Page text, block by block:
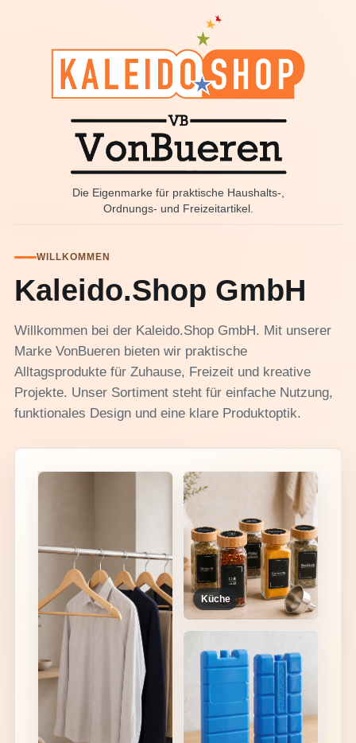
Die Eigenmarke für praktische Haushalts-,
Ordnungs- und Freizeitartikel.
WILLKOMMEN
Kaleido.Shop GmbH
Willkommen bei der Kaleido.Shop GmbH. Mit unserer
Marke VonBueren bieten wir praktische
Alltagsprodukte für Zuhause, Freizeit und kreative
Projekte. Unser Sortiment steht für einfache Nutzung,
funktionales Design und eine klare Produktoptik.
Küche